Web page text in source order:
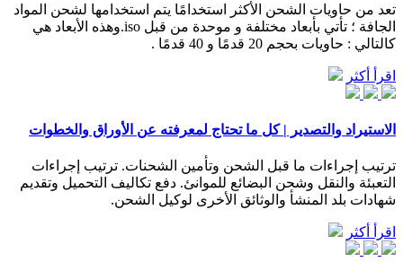
تعد من حاويات الشحن الأكثر استخدامًا يتم استخدامها لشحن المواد
الجافة ؛ تأتي بأبعاد مختلفة و موحدة من قبل iso.وهذه الأبعاد هي
كالتالي : حاويات بحجم 20 قدمًا و 40 قدمًا .
اقرأ أكثر
الاستيراد والتصدير | كل ما تحتاج لمعرفته عن الأوراق والخطوات
ترتيب إجراءات ما قبل الشحن وتأمين الشحنات. ترتيب إجراءات
التعبئة والنقل وشحن البضائع للموانئ. دفع تكاليف التحميل وتقديم
شهادات بلد المنشأ والوثائق الأخرى لوكيل الشحن.
اقرأ أكثر